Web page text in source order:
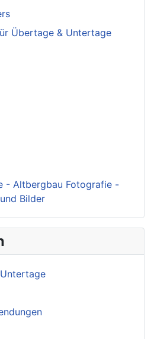
Übertage & Untertage
- Altbergbau Fotografie -
Bilder